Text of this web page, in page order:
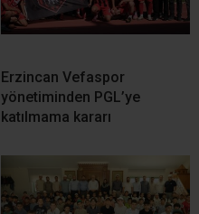
Erzincan Vefaspor
yönetiminden PGL’ye
katılmama kararı